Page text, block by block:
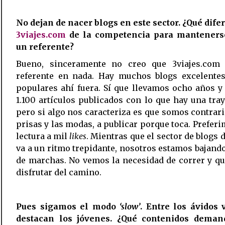
No dejan de nacer blogs en este sector. ¿Qué
3viajes.com de la competencia para
un referente?
Bueno, sinceramente no creo que
referente en nada. Hay muchos blogs
populares ahí fuera. Sí que llevamos ocho años y
1.100 artículos publicados con lo que hay una
pero si algo nos caracteriza es que somos
prisas y las modas, a publicar porque toca.
lectura a mil likes. Mientras que el sector de blogs
va a un ritmo trepidante, nosotros estamos
de marchas. No vemos la necesidad de correr y
disfrutar del camino.
Pues sigamos el modo ‘slow’. Entre los ávidos
destacan los jóvenes. ¿Qué contenidos